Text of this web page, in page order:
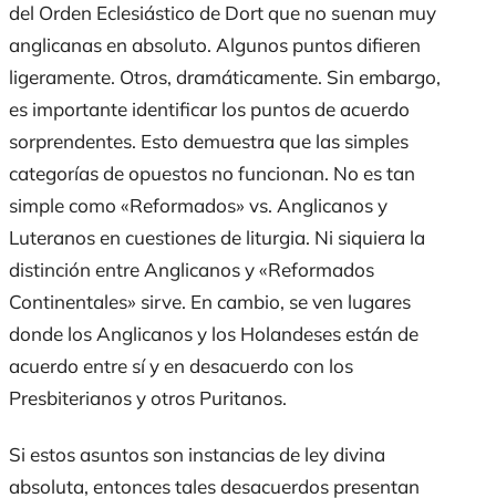
del Orden Eclesiástico de Dort que no suenan muy
anglicanas en absoluto. Algunos puntos difieren
ligeramente. Otros, dramáticamente. Sin embargo,
es importante identificar los puntos de acuerdo
sorprendentes. Esto demuestra que las simples
categorías de opuestos no funcionan. No es tan
simple como «Reformados» vs. Anglicanos y
Luteranos en cuestiones de liturgia. Ni siquiera la
distinción entre Anglicanos y «Reformados
Continentales» sirve. En cambio, se ven lugares
donde los Anglicanos y los Holandeses están de
acuerdo entre sí y en desacuerdo con los
Presbiterianos y otros Puritanos.
Si estos asuntos son instancias de ley divina
absoluta, entonces tales desacuerdos presentan